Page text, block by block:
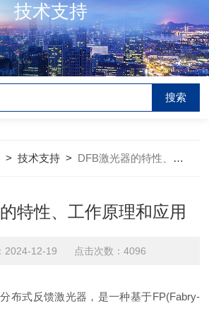
技术支持
>技术支持 > DFB激光器的特性、工作原理和应用
特性、工作原理和应用
2024-12-19 点击次数：4096
分布式反馈激光器，是一种基于FP(Fabry-